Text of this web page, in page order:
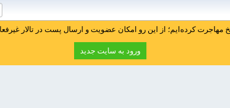
کرده‌ایم؛ از این رو امکان عضویت و ارسال پست در تالار
ورود به سایت جدید